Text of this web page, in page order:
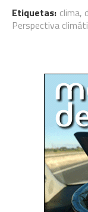
Etiquetas: clima,
Perspectiva